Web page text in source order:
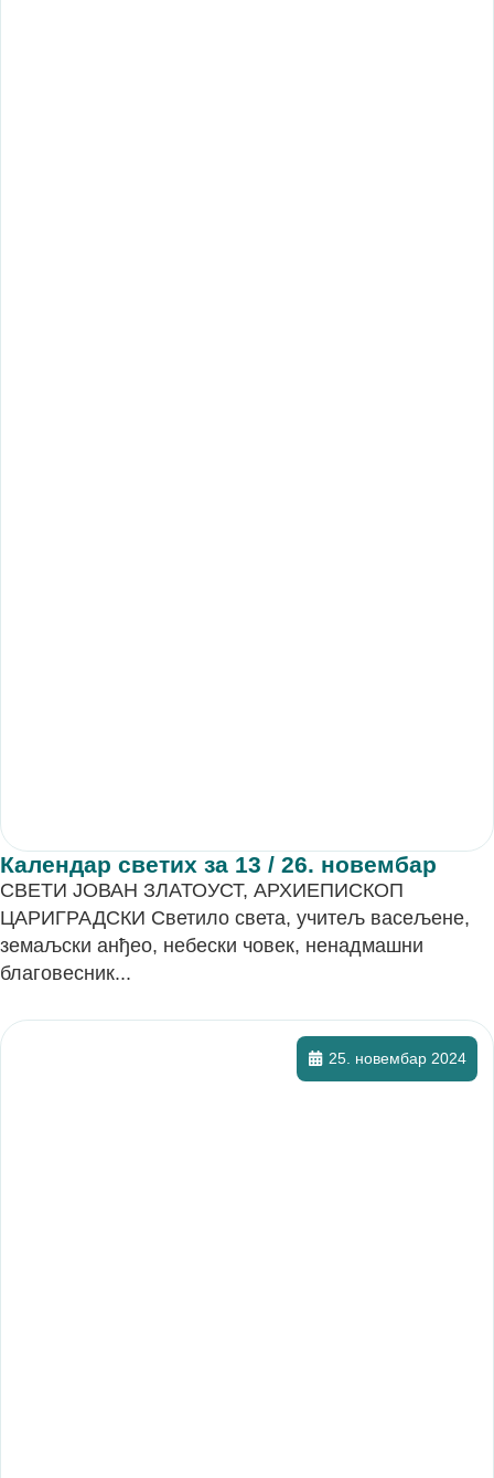
Календар светих за 13 / 26. новембар
СВЕТИ ЈОВАН ЗЛАТОУСТ, АРХИЕПИСКОП
ЦАРИГРАДСКИ Светило света, учитељ васељене,
земаљски анђео, небески човек, ненадмашни
благовесник...
25. новембар 2024